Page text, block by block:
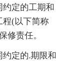
约定的工期和
程(以下简称
修责任。
定的.期限和